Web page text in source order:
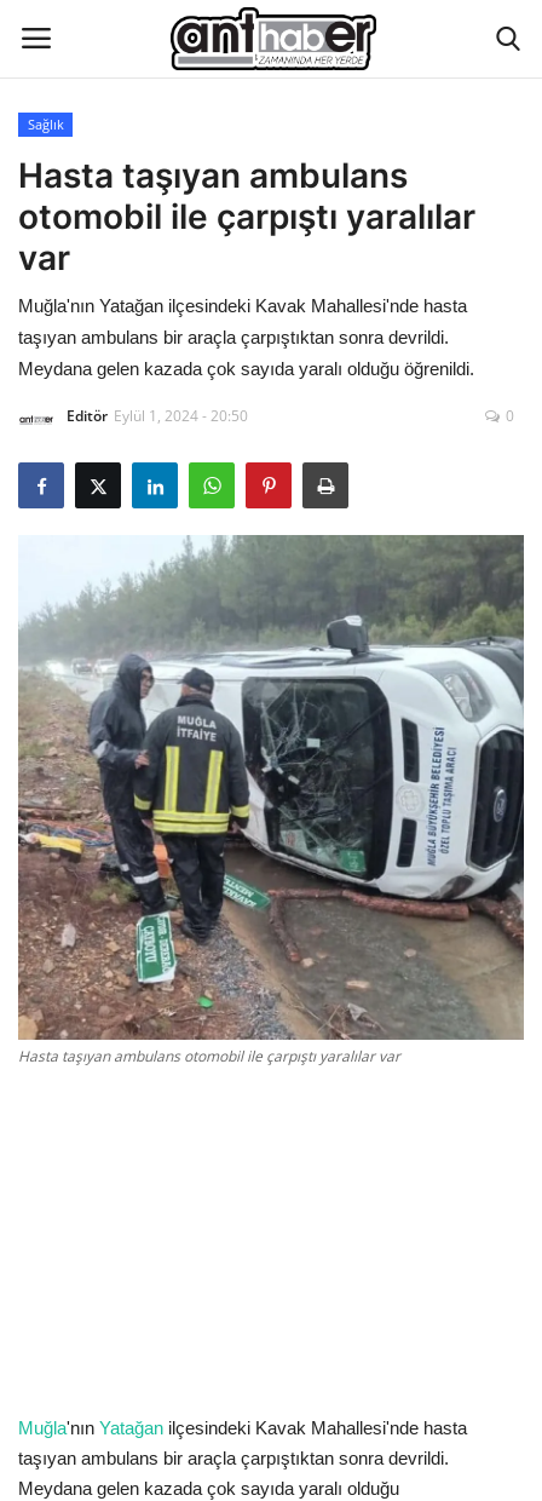
Künye
Eğitim
Hakkımızda
İletişim
Asayiş
Gizlilik Politikası
Reklam ve İşbirliği
Bodrum Trafik Yoğunluk Haritası
Turizm
Siyaset
Bodrum Nöbetçi Eczaneler
Köşe Yazarları
Spor
Sağlık
Hasta taşıyan ambulans
otomobil ile çarpıştı yaralılar
var
Muğla'nın Yatağan ilçesindeki Kavak Mahallesi'nde hasta
taşıyan ambulans bir araçla çarpıştıktan sonra devrildi.
Meydana gelen kazada çok sayıda yaralı olduğu öğrenildi.
Editör Eylül 1, 2024 - 20:50 0
Hasta taşıyan ambulans otomobil ile çarpıştı yaralılar var
Muğla'nın Yatağan ilçesindeki Kavak Mahallesi'nde hasta
taşıyan ambulans bir araçla çarpıştıktan sonra devrildi.
Meydana gelen kazada çok sayıda yaralı olduğu